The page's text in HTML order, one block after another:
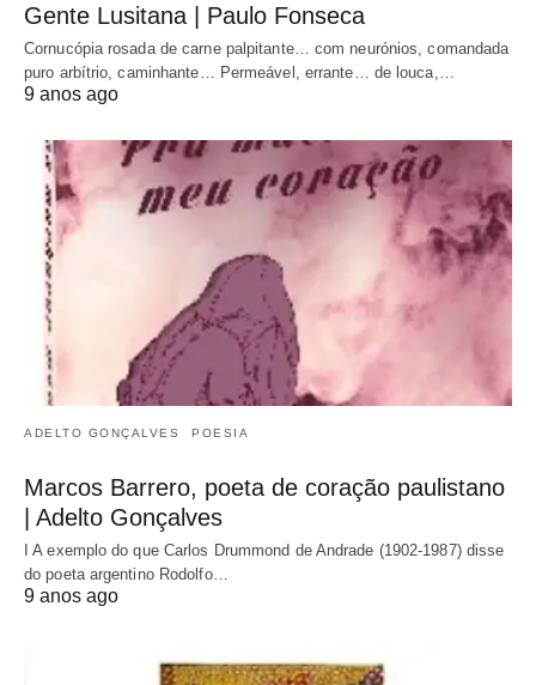
Gente Lusitana | Paulo Fonseca
Cornucópia rosada de carne palpitante… com neurónios, comandada
puro arbítrio, caminhante… Permeável, errante… de louca,…
9 anos ago
ADELTO GONÇALVES POESIA
Marcos Barrero, poeta de coração paulistano
| Adelto Gonçalves
I A exemplo do que Carlos Drummond de Andrade (1902-1987) disse
do poeta argentino Rodolfo…
9 anos ago